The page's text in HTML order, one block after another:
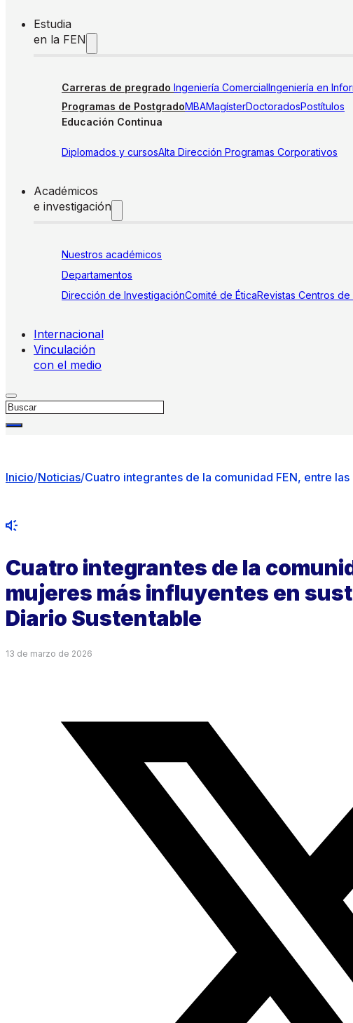
Estudia
en la FEN
Carreras de pregrado Ingeniería ComercialIngeniería en
Programas de PostgradoMBAMagísterDoctoradosPostítulos
Educación Continua
Diplomados y cursosAlta Dirección Programas Corporativos
Académicos
e investigación
Nuestros académicos
Departamentos
Dirección de InvestigaciónComité de ÉticaRevistas Centros de
Internacional
Vinculación
con el medio
Buscar
Inicio/Noticias/Cuatro integrantes de la comunidad FEN, entre
Cuatro integrantes de la
mujeres más influyentes en
Diario Sustentable
13 de marzo de 2026